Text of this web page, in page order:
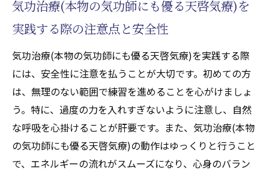
功師にも優る天啓気療)の実践
体内のエネルギーの流れを整える気功治療(本物
の気功師にも優る天啓気療)の重要性
気の流れを整えるための基本的な気功治療
(本物の気功師にも優る天啓気療)法
天啓気功治療や療法で活性化するエネルギ
ー循環の促進と健康増進の関係
気功治療(本物の気功師にも優る天啓気療)が
もたらすエネルギーブロックの解放
気功治療(本物の気功師にも優る天啓気療)を
実践する際の注意点と安全性
気功治療(本物の気功師にも優る天啓気療)を実践する際
には、安全性に注意を払うことが大切です。初めての方
は、無理のない範囲で練習を進めることを心がけましょ
う。特に、過度の力を入れすぎないように注意し、自然
な呼吸を心掛けることが肝要です。また、気功治療(本物
の気功師にも優る天啓気療)の動作はゆっくりと行うこと
で、エネルギーの流れがスムーズになり、心身のバラン